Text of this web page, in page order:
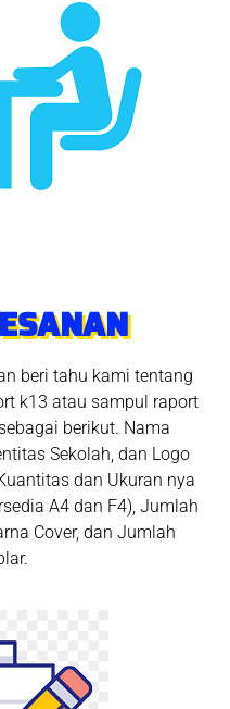
beri tahu kami tentang
k13 atau sampul raport
berikut. Nama
Sekolah, dan Logo
dan Ukuran nya
A4 dan F4), Jumlah
Cover, dan Jumlah